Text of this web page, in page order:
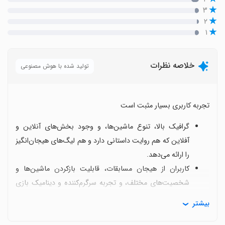
۳
۲
۱
خلاصه نظرات تولید شده با هوش مصنوعی
تجربه کاربری بسیار مثبت است
گرافیک بالا، تنوع ماشین‌ها، و وجود بخش‌های آنلاین و
آفلاین که هم روایت داستانی دارد و هم لیگ‌های هیجان‌انگیز
را ارائه می‌دهد.
کاربران از هیجان مسابقات، قابلیت بازکردن ماشین‌ها و
شخصیت‌های مختلف، و تجربه سرگرم‌کننده و دینامیک بازی
بیشتر